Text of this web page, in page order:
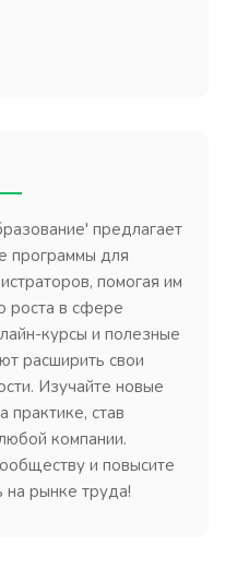
предлагает
программы для
помогая им
роста в сфере
курсы и полезные
расширить свои
Изучайте новые
практике, став
компании.
и повысите
на рынке труда!